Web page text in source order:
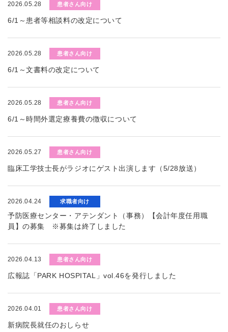
2026.05.28 患者さん向け
6/1～患者等相談料の改定について
2026.05.28 患者さん向け
6/1～文書料の改定について
2026.05.28 患者さん向け
6/1～時間外選定療養費の徴収について
2026.05.27 患者さん向け
臨床工学技士長がラジオにゲスト出演します（5/28放送）
2026.04.24 求職者向け
予防医療センター・アテンダント（事務）【会計年度任用職
員】の募集 ※募集は終了しました
2026.04.13 患者さん向け
広報誌「PARK HOSPITAL」vol.46を発行しました
2026.04.01 患者さん向け
新病院長就任のおしらせ